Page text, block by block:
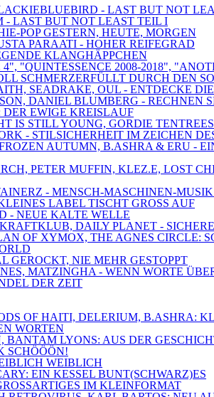
- LAST BUT NOT
- LAST BUT NOT LEAST TEIL I
POP GESTERN, HEUTE, MORGEN
PARAATI - HOHER REIFEGRAD
KLANGHÄPPCHEN
"QUINTESSENCE 2008-2018",
SCHMERZERFÜLLT DURCH DEN
SEADRAKE, OUL - ENTDECKE
DANIEL BLUMBERG - RECHNEN
DER EWIGE KREISLAUF
IS STILL YOUNG, GORDIE
- STILSICHERHEIT IM ZEICHEN
AUTUMN, B.ASHRA & ERU -
PETER MUFFIN, KLEZ.E, LOST
- MENSCH-MASCHINEN-
LABEL TISCHT GROSS AUF
- NEUE KALTE WELLE
DAILY PLANET -
OF XYMOX, THE AGNES CIRCLE:
GEROCKT, NIE MEHR GESTOPPT
MATZINGHA - WENN WORTE
DER ZEIT
OF HAITI, DELERIUM, B.ASHRA:
WORTEN
LYONS: AUS DER
SCHÖÖÖN!
WEIBLICH
EIN KESSEL BUNT(SCHWARZ)ES
IM KLEINFORMAT